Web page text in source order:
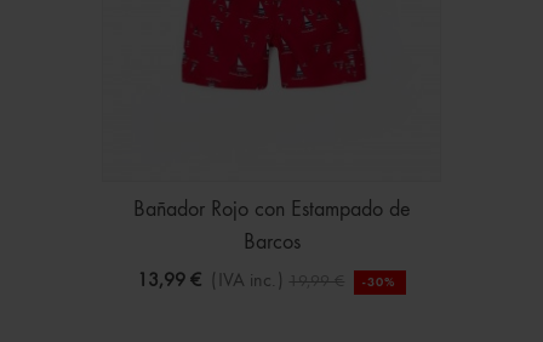
Bañador Rojo con Estampado de
Barcos
13,99 € (IVA inc.) 19,99 € -30%